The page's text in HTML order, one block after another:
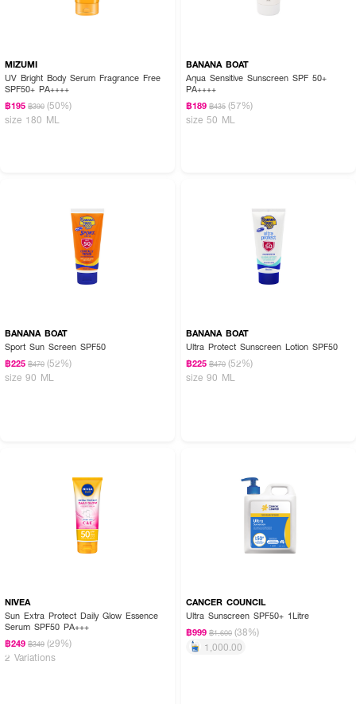
MIZUMI
UV Bright Body Serum Fragrance Free
SPF50+ PA++++
฿195 ฿390 (50%)
size 180 ML
BANANA BOAT
Aqua Sensitive Sunscreen SPF 50+
PA++++
฿189 ฿435 (57%)
size 50 ML
BANANA BOAT
Sport Sun Screen SPF50
฿225 ฿470 (52%)
size 90 ML
BANANA BOAT
Ultra Protect Sunscreen Lotion SPF50
฿225 ฿470 (52%)
size 90 ML
NIVEA
Sun Extra Protect Daily Glow Essence
Serum SPF50 PA+++
฿249 ฿349 (29%)
2 Variations
CANCER COUNCIL
Ultra Sunscreen SPF50+ 1Litre
฿999 ฿1,600 (38%)
1,000.00